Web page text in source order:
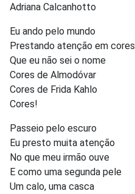
Adriana Calcanhotto
Eu ando pelo mundo
Prestando atenção em cores
Que eu não sei o nome
Cores de Almodóvar
Cores de Frida Kahlo
Cores!
Passeio pelo escuro
Eu presto muita atenção
No que meu irmão ouve
E como uma segunda pele
Um calo, uma casca